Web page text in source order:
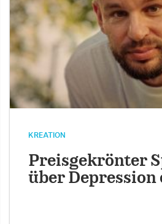
KREATION
Preisgekrönter
über Depression